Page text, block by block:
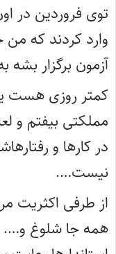
توی فروردین در
وارد کردند که
آزمون برگزار بشه
کمتر روزی هست
مملکتی بیفتم و
در کارها و
نیست….
از طرفی اکثریت
همه جا شلوغ و….